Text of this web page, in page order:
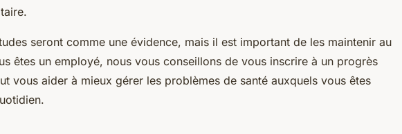
seront comme une évidence, mais il est important de les maintenir au
êtes un employé, nous vous conseillons de vous inscrire à un progrès
vous aider à mieux gérer les problèmes de santé auxquels vous êtes